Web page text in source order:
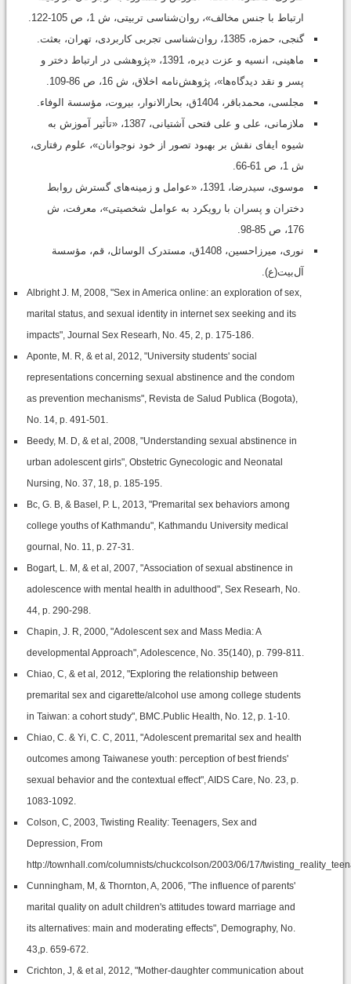
ارتباط با جنس مخالف»، روان‌شناسی تربیتی، ش 1، ص 105-122.
گنجی‌، حمزه، 1385، روان‌شناسی تجربی کاربردی‌، تهران‌، بعثت.
ماهینی، انسیه و عزت دیره، 1391، «پژوهشی در ارتباط دختر و
پسر و نقد دیدگاه‌ها»، پژوهش‌نامه اخلاق، ش 16، ص 86-109.
مجلسی، محمد‌باقر، 1404ق، بحارالانوار، بیروت، مؤسسة الوفاء.
ملازمانی، علی و علی فتحی ‌آشتیانی، 1387، «تأثیر آموزش به
شیوه ایفای نقش بر بهبود تصور از خود نوجوانان»، علوم رفتاری،
ش 1، ص 61-66.
موسوی، سیدرضا، 1391، «عوامل و زمینه‌های گسترش روابط
دختران و پسران با رویکرد به عوامل شخصیتی»، معرفت، ش
176، ص 85-98.
نوری، میرزاحسین، 1408ق، مستدرک الوسائل، قم، مؤسسة
آل‌بیت(ع).
Albright J. M, 2008, "Sex in America online: an exploration of sex,
marital status, and sexual identity in internet sex seeking and its
impacts", Journal Sex Researh, No. 45, 2, p. 175-186.
Aponte, M. R, & et al, 2012, "University students' social
representations concerning sexual abstinence and the condom
as prevention mechanisms", Revista de Salud Publica (Bogota),
No. 14, p. 491-501.
Beedy, M. D, & et al, 2008, "Understanding sexual abstinence in
urban adolescent girls", Obstetric Gynecologic and Neonatal
Nursing, No. 37, 18, p. 185-195.
Bc, G. B, & Basel, P. L, 2013, "Premarital sex behaviors among
college youths of Kathmandu", Kathmandu University medical
gournal, No. 11, p. 27-31.
Bogart, L. M, & et al, 2007, "Association of sexual abstinence in
adolescence with mental health in adulthood", Sex Researh, No.
44, p. 290-298.
Chapin, J. R, 2000, "Adolescent sex and Mass Media: A
developmental Approach", Adolescence, No. 35(140), p. 799-811.
Chiao, C, & et al, 2012, "Exploring the relationship between
premarital sex and cigarette/alcohol use among college students
in Taiwan: a cohort study", BMC.Public Health, No. 12, p. 1-10.
Chiao, C. & Yi, C. C, 2011, "Adolescent premarital sex and health
outcomes among Taiwanese youth: perception of best friends'
sexual behavior and the contextual effect", AIDS Care, No. 23, p.
1083-1092.
Colson, C, 2003, Twisting Reality: Teenagers, Sex and
Depression, From
http://townhall.com/columnists/chuckcolson/2003/06/17/
Cunningham, M, & Thornton, A, 2006, "The influence of parents'
marital quality on adult children's attitudes toward marriage and
its alternatives: main and moderating effects", Demography, No.
43,p. 659-672.
Crichton, J, & et al, 2012, "Mother-daughter communication about